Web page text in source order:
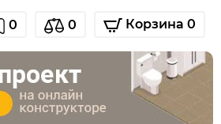
0 0 Корзина 0